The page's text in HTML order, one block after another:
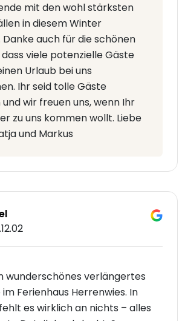
mit den wohl stärksten
in diesem Winter
auch für die schönen
dass viele potenzielle Gäste
Urlaub bei uns
Ihr seid tolle Gäste
wir freuen uns, wenn Ihr
zu uns kommen wollt. Liebe
und Markus
wunderschönes verlängertes
Ferienhaus Herrenwies. In
es wirklich an nichts – alles